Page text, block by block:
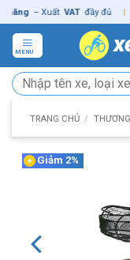
Skip
to
content
– Xuất VAT đầy đủ | 🚚
MENU
Tìm
kiếm:
TRANG CHỦ /
Giảm 2%